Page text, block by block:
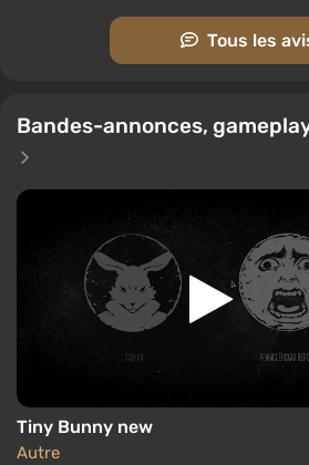
Tous les
Bandes-annonces,
Tiny Bunny new
Autre